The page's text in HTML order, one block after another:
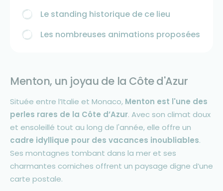
Le standing historique de ce lieu
Les nombreuses animations proposées
Menton, un joyau de la Côte d'Azur
Située entre l’Italie et Monaco, Menton est l'une des
perles rares de la Côte d’Azur. Avec son climat doux
et ensoleillé tout au long de l'année, elle offre un
cadre idyllique pour des vacances inoubliables.
Ses montagnes tombant dans la mer et ses
charmantes corniches offrent un paysage digne d’une
carte postale.